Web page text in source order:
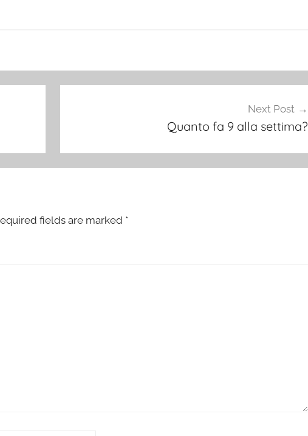
Next Post
Quanto fa 9 alla settima?
fields are marked *